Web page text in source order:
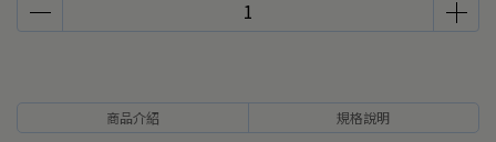
商品介紹 規格說明